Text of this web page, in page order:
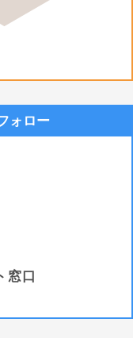
ォロー
窓口